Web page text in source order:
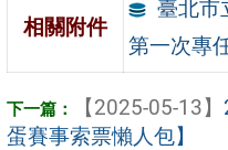
相關附件
臺北市
第一次專
【2025-05-13】
蛋賽事索票懶人包】